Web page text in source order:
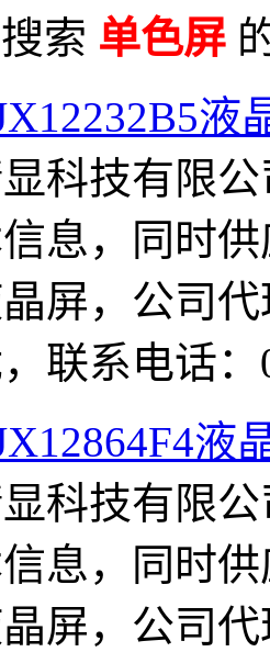
搜索 单色屏
液
科技有限
息，同时
屏，公司
联系电话：
液
科技有限
息，同时
屏，公司